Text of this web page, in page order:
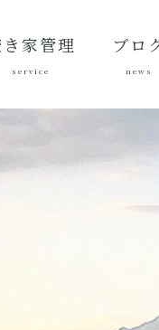
家管理
service
スとは？
容
ブロ
news
ログ
ブログ
風景